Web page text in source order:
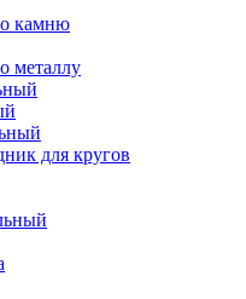
камню
металлу
для кругов